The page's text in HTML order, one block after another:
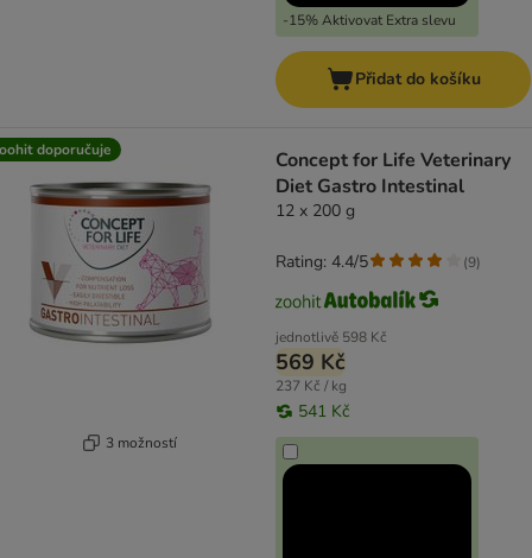
-15% Aktivovat Extra slevu
Přidat do košíku
doporučuje
3 možností
Concept for Life Veterinary
Diet Gastro Intestinal
12 x 200 g
jednotlivě 598 Kč
569 Kč
237 Kč / kg
541 Kč
Rating: 4.4/5 (9)